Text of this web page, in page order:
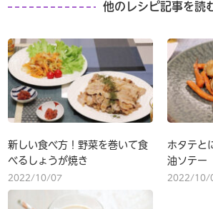
他のレシピ記事を読
新しい食べ方！野菜を巻いて食
べるしょうが焼き
2022/10/07
ホタテと
油ソテー
2022/10/